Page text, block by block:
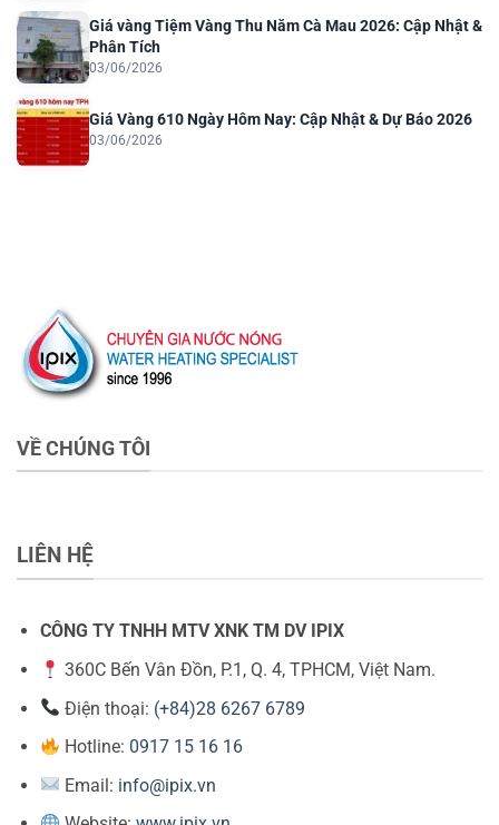
Giá vàng Tiệm Vàng Thu Năm Cà Mau 2026: Cập Nhật &
Phân Tích
03/06/2026
Giá Vàng 610 Ngày Hôm Nay: Cập Nhật & Dự Báo 2026
03/06/2026
VỀ CHÚNG TÔI
LIÊN HỆ
CÔNG TY TNHH MTV XNK TM DV IPIX
360C Bến Vân Đồn, P.1, Q. 4, TPHCM, Việt Nam.
Điện thoại: (+84)28 6267 6789
Hotline: 0917 15 16 16
Email: info@ipix.vn